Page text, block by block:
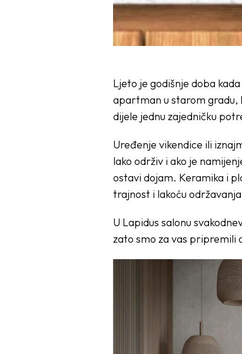
Ljeto je godišnje doba
apartman u starom gradu,
dijele jednu zajedničku
Uređenje vikendice ili
lako održiv i ako je
ostavi dojam. Keramika i
trajnost i lakoću
U Lapidus salonu
zato smo za vas pripremili